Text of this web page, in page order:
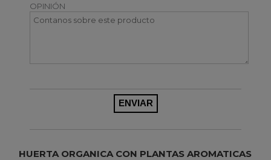
OPINIÓN
HUERTA ORGANICA CON PLANTAS AROMATICAS